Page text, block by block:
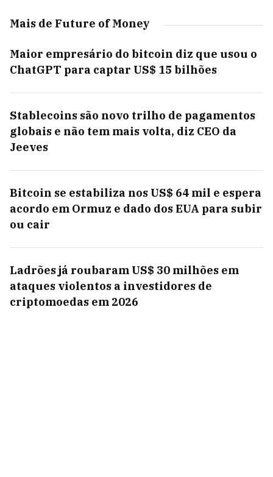
Mais de Future of Money
Maior empresário do bitcoin diz que usou o
ChatGPT para captar US$ 15 bilhões
Stablecoins são novo trilho de pagamentos
globais e não tem mais volta, diz CEO da
Jeeves
Bitcoin se estabiliza nos US$ 64 mil e espera
acordo em Ormuz e dado dos EUA para subir
ou cair
Ladrões já roubaram US$ 30 milhões em
ataques violentos a investidores de
criptomoedas em 2026